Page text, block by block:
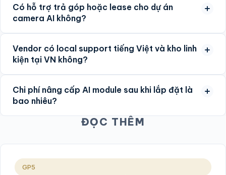
Có hỗ trợ trả góp hoặc lease cho dự án
camera AI không?
Vendor có local support tiếng Việt và kho linh
kiện tại VN không?
Chi phí nâng cấp AI module sau khi lắp đặt là
bao nhiêu?
ĐỌC THÊM
GP5